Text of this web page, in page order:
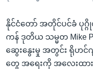
ရန်
ရှာဖွေ
နေရာ
ဘာသာစကားများ
နိုင်ငံတော် အတိုင်ပင်ခံ ပုဂ္
ကန် ဒုတိယ သမ္မတ Mike
ဆွေးနွေးမှု အတွင်း ရိုဟင်
တွေ အရေးကို အလေးထား